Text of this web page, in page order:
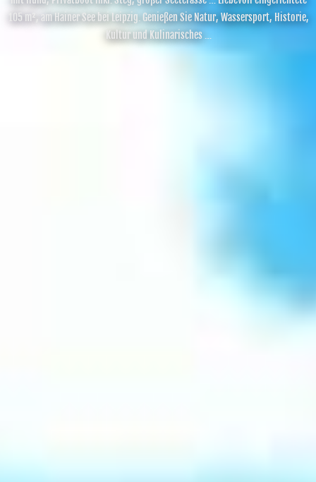
105 m², am Hainer See bei Leipzig. Genießen Sie Natur, Wassersport, Historie,
Kultur und Kulinarisches …